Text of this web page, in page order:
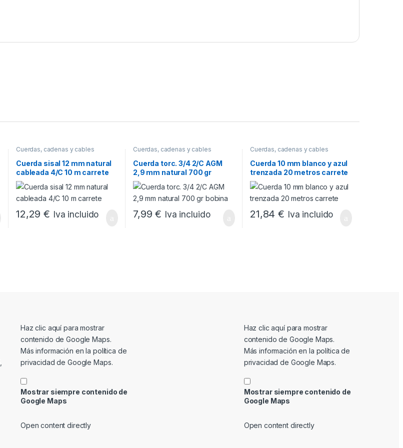
Cuerdas, cadenas y cables
Cuerda sisal 12 mm natural
cableada 4/C 10 m carrete
12,29€ Iva incluido
Cuerdas, cadenas y cables
Cuerda torc. 3/4 2/C AGM
2,9 mm natural 700 gr
bobina
7,99€ Iva incluido
Cuerdas, cadenas y cables
Cuerda 10 mm blanco y azul
trenzada 20 metros carrete
21,84€ Iva incluido
Mostrar contenido de Google Maps
Haz clic aquí para mostrar
contenido de Google Maps.
Más información en la política de
privacidad de Google Maps.
Mostrar siempre contenido de
Google Maps
Open content directly
Mostrar contenido de Google Maps
Haz clic aquí para mostrar
contenido de Google Maps.
Más información en la política de
privacidad de Google Maps.
Mostrar siempre contenido de
Google Maps
Open content directly